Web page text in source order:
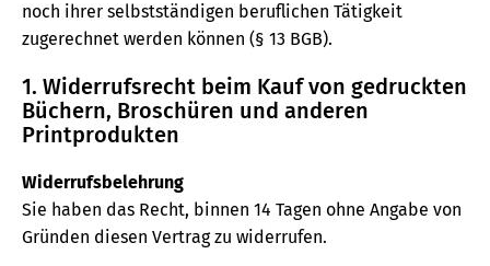
noch ihrer selbstständigen beruflichen Tätigkeit
zugerechnet werden können (§ 13 BGB).
1. Widerrufsrecht beim Kauf von gedruckten
Büchern, Broschüren und anderen
Printprodukten
Widerrufsbelehrung
Sie haben das Recht, binnen 14 Tagen ohne Angabe von
Gründen diesen Vertrag zu widerrufen.